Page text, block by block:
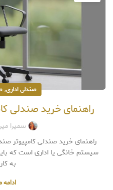
صندلی اداری,
راهنمای خرید صندلی
سمیرا
راهنمای خرید صندلی کامپیوتر
سیستم خانگی یا اداری است که
به